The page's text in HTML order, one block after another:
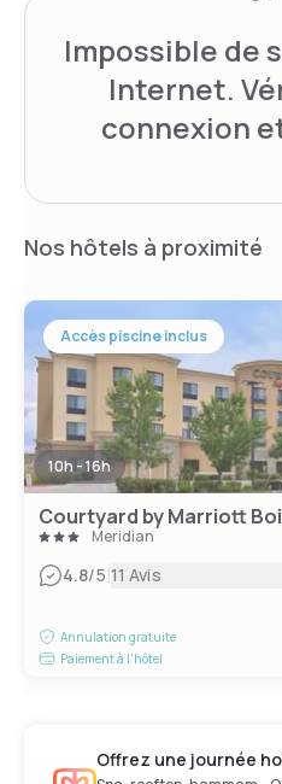
Impossible de
Internet.
connexion
Nos hôtels à proximité
Accès piscine inclus
10h - 16h
Courtyard by Marriott
Meridian
4.8/5|11 Avis
Annulation gratuite
Paiement à l'hôtel
Offrez une journée